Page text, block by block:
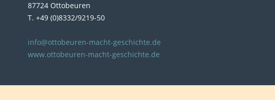
87724 Ottobeuren
T. +49 (0)8332/9219-50
info@ottobeuren-macht-geschichte.de
www.ottobeuren-macht-geschichte.de